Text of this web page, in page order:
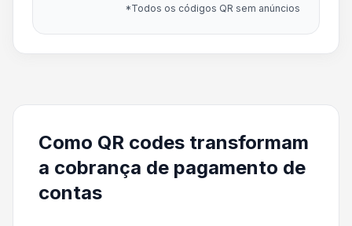
*Todos os códigos QR sem anúncios
Como QR codes transformam
a cobrança de pagamento de
contas